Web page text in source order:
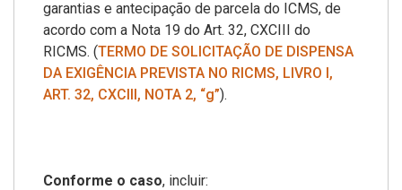
garantias e antecipação de parcela do ICMS, de
acordo com a Nota 19 do Art. 32, CXCIII do
RICMS. (TERMO DE SOLICITAÇÃO DE DISPENSA
DA EXIGÊNCIA PREVISTA NO RICMS, LIVRO I,
ART. 32, CXCIII, NOTA 2, “g”).
Conforme o caso, incluir: